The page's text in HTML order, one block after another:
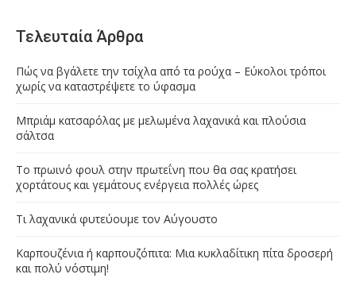
Τελευταία Άρθρα
Πώς να βγάλετε την τσίχλα από τα ρούχα – Εύκολοι τρόποι
χωρίς να καταστρέψετε το ύφασμα
Μπριάμ κατσαρόλας με μελωμένα λαχανικά και πλούσια
σάλτσα
Το πρωινό φουλ στην πρωτεΐνη που θα σας κρατήσει
χορτάτους και γεμάτους ενέργεια πολλές ώρες
Τι λαχανικά φυτεύουμε τον Αύγουστο
Καρπουζένια ή καρπουζόπιτα: Μια κυκλαδίτικη πίτα δροσερή
και πολύ νόστιμη!